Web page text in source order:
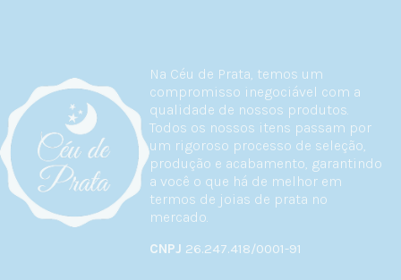
Na Céu de Prata, temos um
compromisso inegociável com a
qualidade de nossos produtos.
Todos os nossos itens passam por
um rigoroso processo de seleção,
produção e acabamento, garantindo
a você o que há de melhor em
termos de joias de prata no
mercado.
CNPJ 26.247.418/0001-91